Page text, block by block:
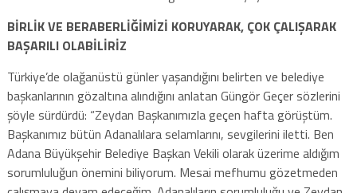
BİRLİK VE BERABERLİĞİMİZİ KORUYARAK, ÇOK ÇALIŞARAK
BAŞARILI OLABİLİRİZ
Türkiye’de olağanüstü günler yaşandığını belirten ve belediye
başkanlarının gözaltına alındığını anlatan Güngör Geçer sözlerini
şöyle sürdürdü: “Zeydan Başkanımızla geçen hafta görüştüm.
Başkanımız bütün Adanalılara selamlarını, sevgilerini iletti. Ben
Adana Büyükşehir Belediye Başkan Vekili olarak üzerime aldığım
sorumluluğun önemini biliyorum. Mesai mefhumu gözetmeden